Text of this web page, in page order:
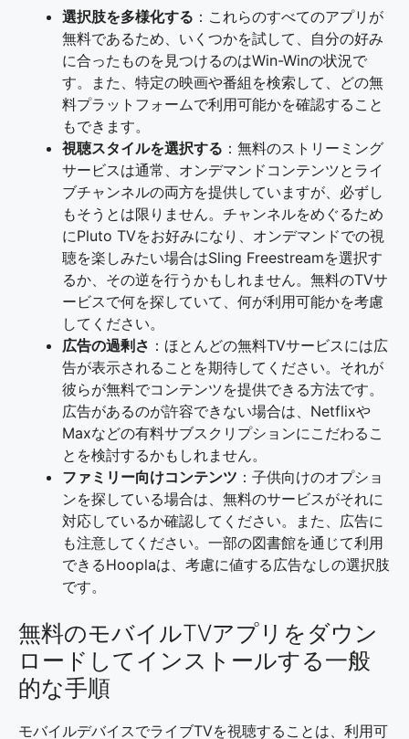
選択肢を多様化する ：これらのすべてのアプリが
無料であるため、いくつかを試して、自分の好み
に合ったものを見つけるのはWin-Winの状況で
す。また、特定の映画や番組を検索して、どの無
料プラットフォームで利用可能かを確認すること
もできます。
視聴スタイルを選択する ：無料のストリーミング
サービスは通常、オンデマンドコンテンツとライ
ブチャンネルの両方を提供していますが、必ずし
もそうとは限りません。チャンネルをめぐるため
にPluto TVをお好みになり、オンデマンドでの視
聴を楽しみたい場合はSling Freestreamを選択す
るか、その逆を行うかもしれません。無料のTVサ
ービスで何を探していて、何が利用可能かを考慮
してください。
広告の過剰さ ：ほとんどの無料TVサービスには広
告が表示されることを期待してください。それが
彼らが無料でコンテンツを提供できる方法です。
広告があるのが許容できない場合は、Netflixや
Maxなどの有料サブスクリプションにこだわるこ
とを検討するかもしれません。
ファミリー向けコンテンツ ：子供向けのオプショ
ンを探している場合は、無料のサービスがそれに
対応しているか確認してください。また、広告に
も注意してください。一部の図書館を通じて利用
できるHooplaは、考慮に値する広告なしの選択肢
です。
無料のモバイルTVアプリをダウン
ロードしてインストールする一般
的な手順
モバイルデバイスでライブTVを視聴することは、利用可